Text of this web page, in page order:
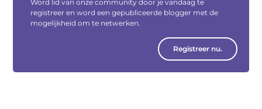
Word lid van onze community door je vandaag te
registreer en word een gepubliceerde blogger met de
mogelijkheid om te netwerken.
Registreer nu.